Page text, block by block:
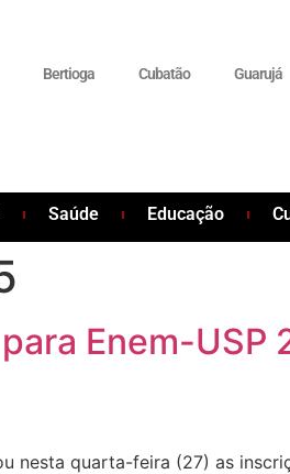
Bertioga Cubatão Guarujá
Saúde Educação
Enem-
nesta quarta-feira (27) as